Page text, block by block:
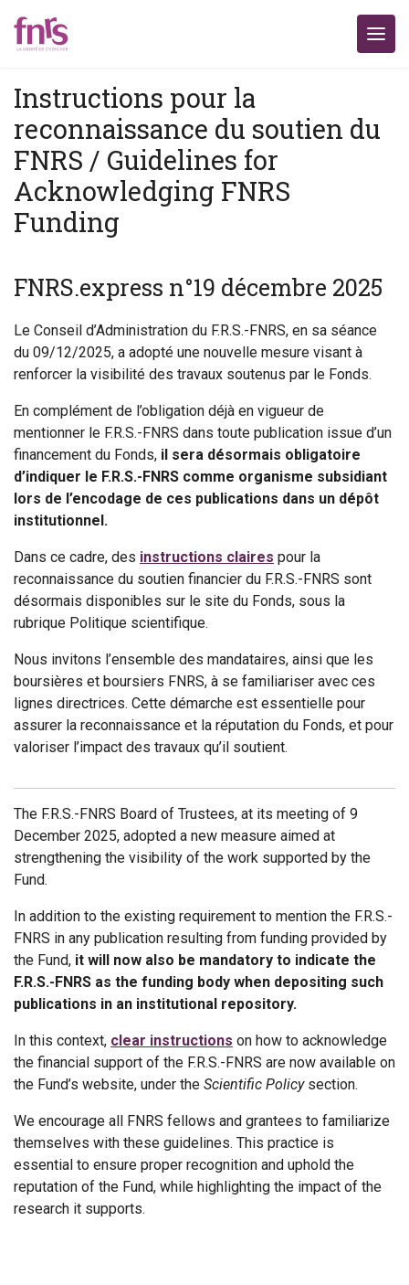
Instructions pour la
reconnaissance du soutien du
FNRS / Guidelines for
Acknowledging FNRS
Funding
FNRS.express n°19 décembre 2025
Le Conseil d’Administration du F.R.S.-FNRS, en sa séance
du 09/12/2025, a adopté une nouvelle mesure visant à
renforcer la visibilité des travaux soutenus par le Fonds.
En complément de l’obligation déjà en vigueur de
mentionner le F.R.S.-FNRS dans toute publication issue d’un
financement du Fonds, il sera désormais obligatoire
d’indiquer le F.R.S.-FNRS comme organisme subsidiant
lors de l’encodage de ces publications dans un dépôt
institutionnel.
Dans ce cadre, des instructions claires pour la
reconnaissance du soutien financier du F.R.S.-FNRS sont
désormais disponibles sur le site du Fonds, sous la
rubrique Politique scientifique.
Nous invitons l’ensemble des mandataires, ainsi que les
boursières et boursiers FNRS, à se familiariser avec ces
lignes directrices. Cette démarche est essentielle pour
assurer la reconnaissance et la réputation du Fonds, et pour
valoriser l’impact des travaux qu’il soutient.
The F.R.S.-FNRS Board of Trustees, at its meeting of 9
December 2025, adopted a new measure aimed at
strengthening the visibility of the work supported by the
Fund.
In addition to the existing requirement to mention the F.R.S.-
FNRS in any publication resulting from funding provided by
the Fund, it will now also be mandatory to indicate the
F.R.S.-FNRS as the funding body when depositing such
publications in an institutional repository.
In this context, clear instructions on how to acknowledge
the financial support of the F.R.S.-FNRS are now available on
the Fund’s website, under the Scientific Policysection.
We encourage all FNRS fellows and grantees to familiarize
themselves with these guidelines. This practice is
essential to ensure proper recognition and uphold the
reputation of the Fund, while highlighting the impact of the
research it supports.